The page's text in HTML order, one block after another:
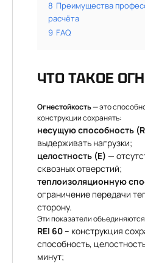
8 Преимущества
расчёта
9 FAQ
ЧТО ТАКОЕ
Огнестойкость— это
конструкции сохранять:
несущую способность
выдерживать нагрузки;
целостность (E) —
сквозных отверстий;
теплоизоляционную
ограничение передачи
сторону.
Эти показатели
REI 60– конструкция
способность,
минут;